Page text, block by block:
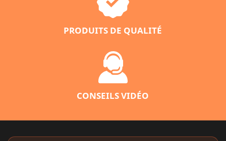
PRODUITS DE QUALITÉ
CONSEILS VIDÉO